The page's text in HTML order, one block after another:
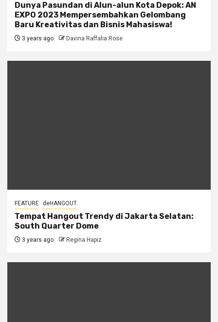
Dunya Pasundan di Alun-alun Kota Depok: AN
EXPO 2023 Mempersembahkan Gelombang
Baru Kreativitas dan Bisnis Mahasiswa!
3 years ago Davina Raffalia Rose
FEATURE deHANGOUT
Tempat Hangout Trendy di Jakarta Selatan:
South Quarter Dome
3 years ago Regina Hapiz